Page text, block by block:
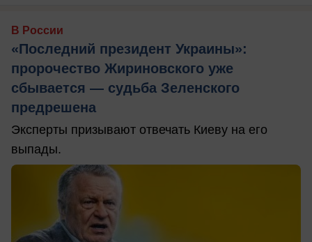
В России
«Последний президент Украины»:
пророчество Жириновского уже
сбывается — судьба Зеленского
предрешена
Эксперты призывают отвечать Киеву на его
выпады.